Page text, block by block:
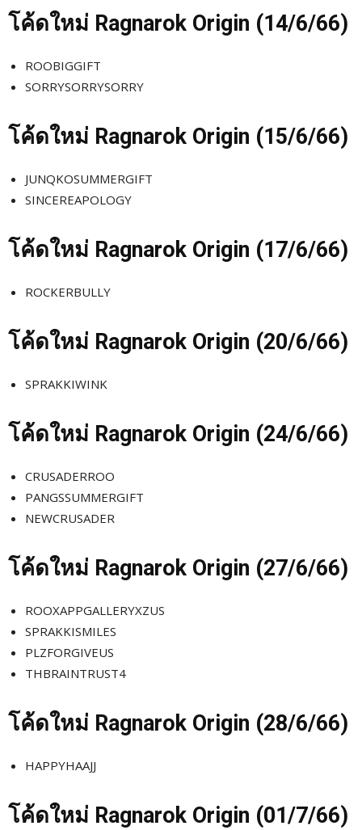
โค้ดใหม่ Ragnarok Origin (14/6/66)
ROOBIGGIFT
SORRYSORRYSORRY
โค้ดใหม่ Ragnarok Origin (15/6/66)
JUNQKOSUMMERGIFT
SINCEREAPOLOGY
โค้ดใหม่ Ragnarok Origin (17/6/66)
ROCKERBULLY
โค้ดใหม่ Ragnarok Origin (20/6/66)
SPRAKKIWINK
โค้ดใหม่ Ragnarok Origin (24/6/66)
CRUSADERROO
PANGSSUMMERGIFT
NEWCRUSADER
โค้ดใหม่ Ragnarok Origin (27/6/66)
ROOXAPPGALLERYXZUS
SPRAKKISMILES
PLZFORGIVEUS
THBRAINTRUST4
โค้ดใหม่ Ragnarok Origin (28/6/66)
HAPPYHAAJJ
โค้ดใหม่ Ragnarok Origin (01/7/66)